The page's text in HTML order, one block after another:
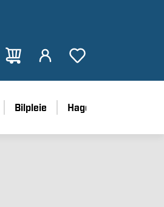
Bilpleie Hage